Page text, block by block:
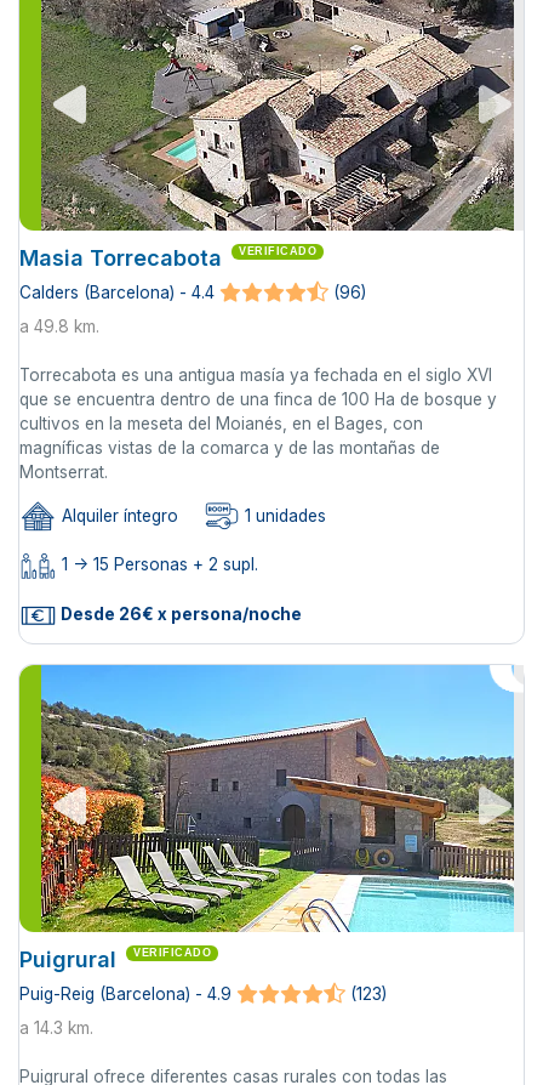
Masia Torrecabota VERIFICADO
Calders (Barcelona) - 4.4
(96)
a 49.8 km.
Torrecabota es una antigua masía ya fechada en el siglo XVl
que se encuentra dentro de una finca de 100 Ha de bosque y
cultivos en la meseta del Moianés, en el Bages, con
magníficas vistas de la comarca y de las montañas de
Montserrat.
Alquiler íntegro 1 unidades
1 -> 15 Personas + 2 supl.
Desde 26€ x persona/noche
Puigrural VERIFICADO
Puig-Reig (Barcelona) - 4.9
(123)
a 14.3 km.
Puigrural ofrece diferentes casas rurales con todas las